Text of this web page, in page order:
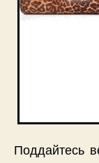
Поддайтесь